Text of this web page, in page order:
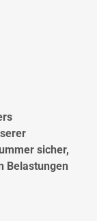
sicher,
Belastungen